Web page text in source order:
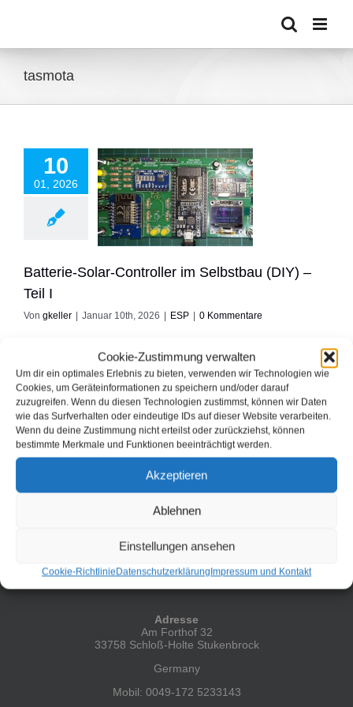
Cookie-Zustimmung verwalten
Um dir ein optimales Erlebnis zu bieten, verwenden wir Technologien wie
Cookies, um Geräteinformationen zu speichern und/oder darauf
zuzugreifen. Wenn du diesen Technologien zustimmst, können wir Daten
wie das Surfverhalten oder eindeutige IDs auf dieser Website verarbeiten.
Wenn du deine Zustimmung nicht erteilst oder zurückziehst, können
bestimmte Merkmale und Funktionen beeinträchtigt werden.
Akzeptieren
Ablehnen
Einstellungen ansehen
Cookie-RichtlinieDatenschutzerklärungImpressum und Kontakt
tasmota
10
01, 2026
(DIY) – Teil I
Batterie-Solar-Controller im Selbstbau (DIY) –
Teil I
Von gkeller Januar 10th, 2026 ESP 0 Kommentare
auch die Gelegenheit etwas am Thema Homeautomation zu
basteln. Die Idee war, in 2026 soll die erzeugte Solarenergie
noch besser genutzt werden. Da wir bereits das
Energierouting mit den bestehenden Verbrauchern ganz gut
im Griff haben, kommt nun das Thema [...]
Adresse
Am Forthof 32
33758 Schloß-Holte Stukenbrock
Germany
Mobil: 0049-172 5233143